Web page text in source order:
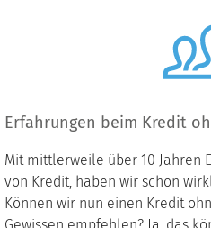
Erfahrungen beim Kredit
Mit mittlerweile über 10 Jahren
von Kredit, haben wir schon
Können wir nun einen Kredit